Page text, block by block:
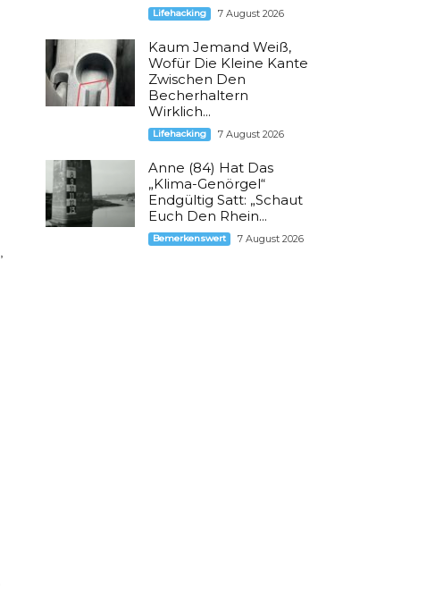
Lifehacking 7 August 2026
Kaum Jemand Weiß,
Wofür Die Kleine Kante
Zwischen Den
Becherhaltern
Wirklich...
Lifehacking 7 August 2026
Anne (84) Hat Das
„Klima-Genörgel“
Endgültig Satt: „Schaut
Euch Den Rhein...
Bemerkenswert 7 August 2026